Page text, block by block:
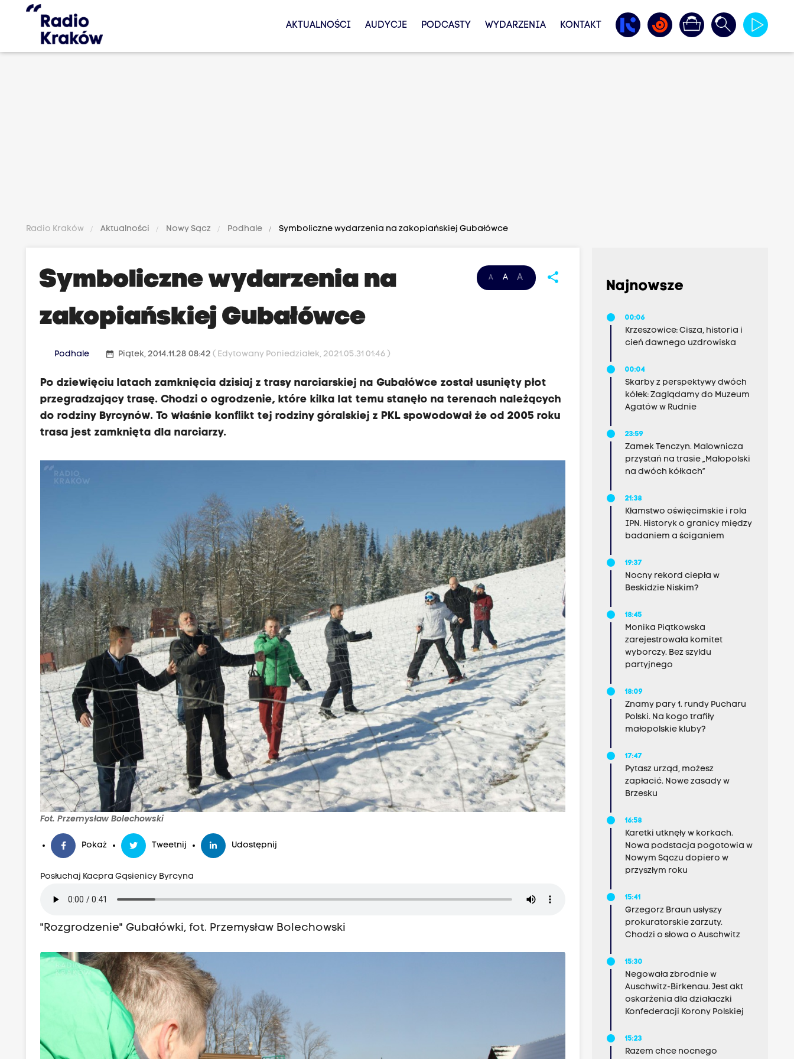
AKTUALNOŚCI AUDYCJE PODCASTY WYDARZENIA KONTAKT
Radio Kraków Aktualności Nowy Sącz Podhale Symboliczne wydarzenia na zakopiańskiej Gubałówce
A A A share
Symboliczne wydarzenia na
zakopiańskiej Gubałówce
Podhale date_range Piątek, 2014.11.28 08:42( Edytowany Poniedziałek, 2021.05.31 01:46 )
Po dziewięciu latach zamknięcia dzisiaj z trasy narciarskiej na Gubałówce został usunięty płot
przegradzający trasę. Chodzi o ogrodzenie, które kilka lat temu stanęło na terenach należących
do rodziny Byrcynów. To właśnie konflikt tej rodziny góralskiej z PKL spowodował że od 2005 roku
trasa jest zamknięta dla narciarzy.
Fot. Przemysław Bolechowski
Pokaż Tweetnij Udostępnij
Posłuchaj Kacpra Gąsienicy Byrcyna
"Rozgrodzenie" Gubałówki, fot. Przemysław Bolechowski
Najnowsze
00:06
Krzeszowice: Cisza, historia i
cień dawnego uzdrowiska
00:04
Skarby z perspektywy dwóch
kółek: Zaglądamy do Muzeum
Agatów w Rudnie
23:59
Zamek Tenczyn. Malownicza
przystań na trasie „Małopolski
na dwóch kółkach”
21:38
Kłamstwo oświęcimskie i rola
IPN. Historyk o granicy między
badaniem a ściganiem
19:37
Nocny rekord ciepła w
Beskidzie Niskim?
18:45
Monika Piątkowska
zarejestrowała komitet
wyborczy. Bez szyldu
partyjnego
18:09
Znamy pary 1. rundy Pucharu
Polski. Na kogo trafiły
małopolskie kluby?
17:47
Pytasz urząd, możesz
zapłacić. Nowe zasady w
Brzesku
16:58
Karetki utknęły w korkach.
Nowa podstacja pogotowia w
Nowym Sączu dopiero w
przyszłym roku
15:41
Grzegorz Braun usłyszy
prokuratorskie zarzuty.
Chodzi o słowa o Auschwitz
15:30
Negowała zbrodnie w
Auschwitz-Birkenau. Jest akt
oskarżenia dla działaczki
Konfederacji Korony Polskiej
15:23
Razem chce nocnego